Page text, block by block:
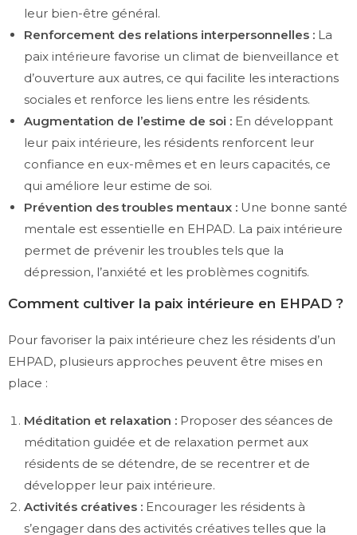
leur bien-être général.
Renforcement des relations interpersonnelles : La
paix intérieure favorise un climat de bienveillance et
d’ouverture aux autres, ce qui facilite les interactions
sociales et renforce les liens entre les résidents.
Augmentation de l’estime de soi : En développant
leur paix intérieure, les résidents renforcent leur
confiance en eux-mêmes et en leurs capacités, ce
qui améliore leur estime de soi.
Prévention des troubles mentaux : Une bonne santé
mentale est essentielle en EHPAD. La paix intérieure
permet de prévenir les troubles tels que la
dépression, l’anxiété et les problèmes cognitifs.
Comment cultiver la paix intérieure en EHPAD ?
Pour favoriser la paix intérieure chez les résidents d’un
EHPAD, plusieurs approches peuvent être mises en
place :
Méditation et relaxation : Proposer des séances de
méditation guidée et de relaxation permet aux
résidents de se détendre, de se recentrer et de
développer leur paix intérieure.
Activités créatives : Encourager les résidents à
s’engager dans des activités créatives telles que la